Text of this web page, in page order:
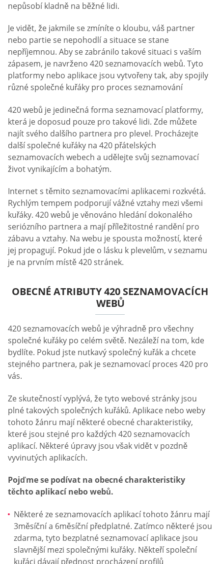
nepůsobí kladně na běžné lidi.
Je vidět, že jakmile se zmíníte o kloubu, váš partner
nebo partie se nepohodlí a situace se stane
nepříjemnou. Aby se zabránilo takové situaci s vaším
zápasem, je navrženo 420 seznamovacích webů. Tyto
platformy nebo aplikace jsou vytvořeny tak, aby spojily
různé společné kuřáky pro proces seznamování
420 webů je jedinečná forma seznamovací platformy,
která je doposud pouze pro takové lidi. Zde můžete
najít svého dalšího partnera pro plevel. Procházejte
další společné kuřáky na 420 přátelských
seznamovacích webech a udělejte svůj seznamovací
život vynikajícím a bohatým.
Internet s těmito seznamovacími aplikacemi rozkvétá.
Rychlým tempem podporují vážné vztahy mezi všemi
kuřáky. 420 webů je věnováno hledání dokonalého
seriózního partnera a mají příležitostné randění pro
zábavu a vztahy. Na webu je spousta možností, které
jej propagují. Pokud jde o lásku k plevelům, v seznamu
je na prvním místě 420 stránek.
OBECNÉ ATRIBUTY 420 SEZNAMOVACÍCH
WEBŮ
420 seznamovacích webů je výhradně pro všechny
společné kuřáky po celém světě. Nezáleží na tom, kde
bydlíte. Pokud jste nutkavý společný kuřák a chcete
stejného partnera, pak je seznamovací proces 420 pro
vás.
Ze skutečností vyplývá, že tyto webové stránky jsou
plné takových společných kuřáků. Aplikace nebo weby
tohoto žánru mají některé obecné charakteristiky,
které jsou stejné pro každých 420 seznamovacích
aplikací. Některé úpravy jsou však vidět v pozdně
vyvinutých aplikacích.
Pojďme se podívat na obecné charakteristiky
těchto aplikací nebo webů.
Některé ze seznamovacích aplikací tohoto žánru mají
3měsíční a 6měsíční předplatné. Zatímco některé jsou
zdarma, tyto bezplatné seznamovací aplikace jsou
slavnější mezi společnými kuřáky. Někteří společní
kuřáci dávají přednost procházení profilů